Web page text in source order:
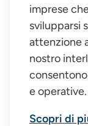
imprese
svilupparsi
attenzione
nostro
e operative.
Scopri di